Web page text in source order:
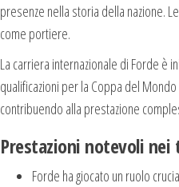
presenze nella storia della nazione.
come portiere.
La carriera internazionale di Forde è
qualificazioni per la Coppa del
contribuendo alla prestazione
Prestazioni notevoli
Forde ha giocato un ruolo